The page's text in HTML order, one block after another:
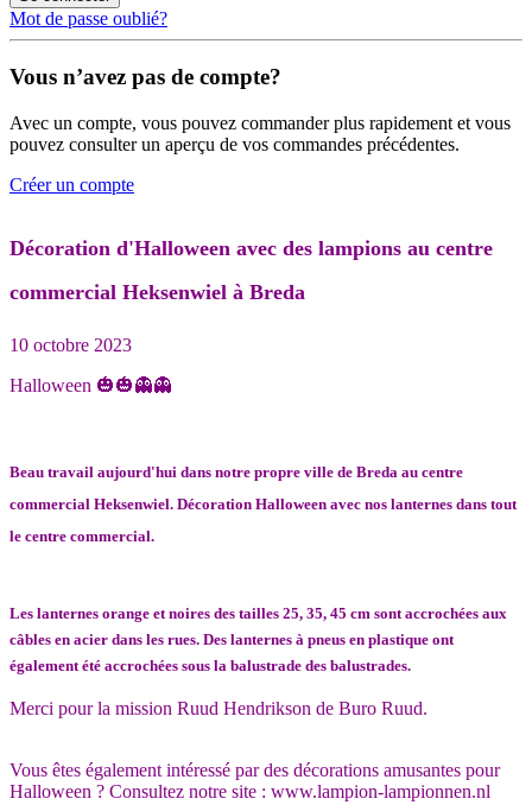
Mot de passe oublié?
Vous n’avez pas de compte?
Avec un compte, vous pouvez commander plus rapidement et vous
pouvez consulter un aperçu de vos commandes précédentes.
Créer un compte
Décoration d'Halloween avec des lampions au centre
commercial Heksenwiel à Breda
10 octobre 2023
Halloween 🎃🎃👻👻
Beau travail aujourd'hui dans notre propre ville de Breda au centre
commercial Heksenwiel. Décoration Halloween avec nos lanternes dans tout
le centre commercial.
Les lanternes orange et noires des tailles 25, 35, 45 cm sont accrochées aux
câbles en acier dans les rues. Des lanternes à pneus en plastique ont
également été accrochées sous la balustrade des balustrades.
Merci pour la mission Ruud Hendrikson de Buro Ruud.
Vous êtes également intéressé par des décorations amusantes pour
Halloween ? Consultez notre site : www.lampion-lampionnen.nl